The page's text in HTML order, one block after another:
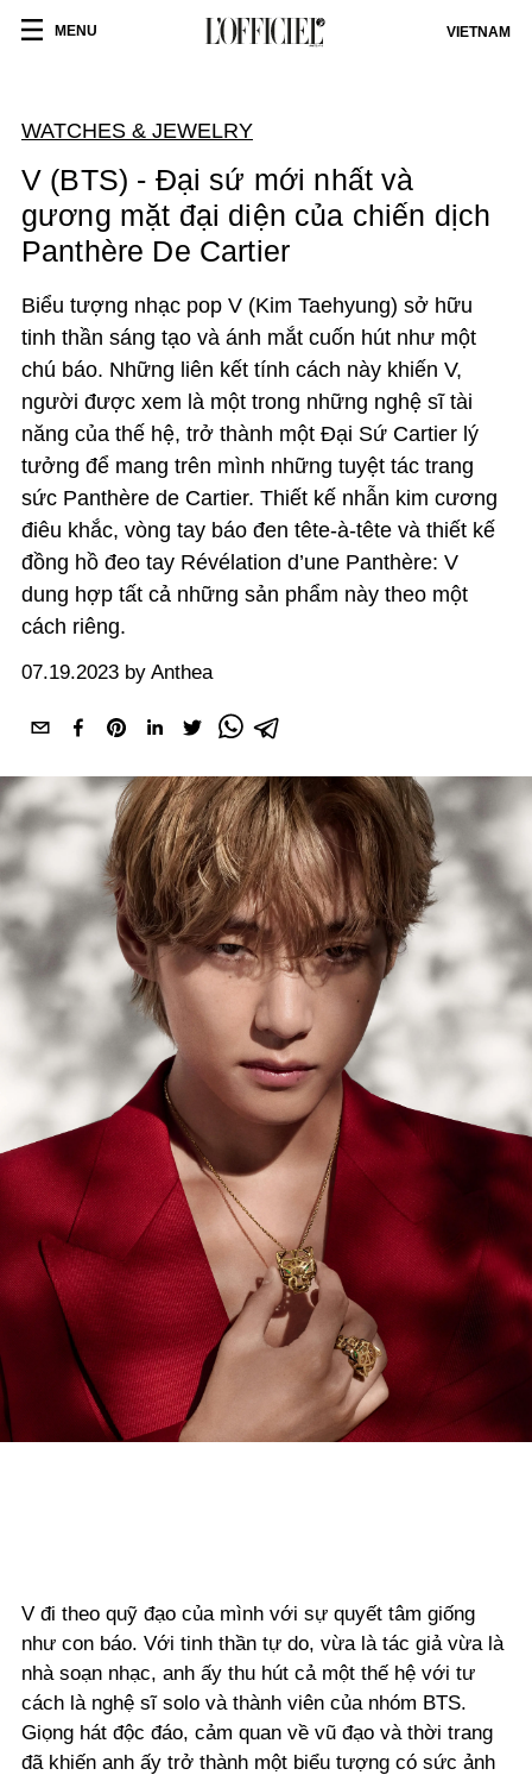
MENU VIETNAM
WATCHES & JEWELRY
V (BTS) - Đại sứ mới nhất và
gương mặt đại diện của chiến dịch
Panthère De Cartier
Biểu tượng nhạc pop V (Kim Taehyung) sở hữu
tinh thần sáng tạo và ánh mắt cuốn hút như một
chú báo. Những liên kết tính cách này khiến V,
người được xem là một trong những nghệ sĩ tài
năng của thế hệ, trở thành một Đại Sứ Cartier lý
tưởng để mang trên mình những tuyệt tác trang
sức Panthère de Cartier. Thiết kế nhẫn kim cương
điêu khắc, vòng tay báo đen tête-à-tête và thiết kế
đồng hồ đeo tay Révélation d’une Panthère: V
dung hợp tất cả những sản phẩm này theo một
cách riêng.
07.19.2023 by Anthea
V đi theo quỹ đạo của mình với sự quyết tâm giống
như con báo. Với tinh thần tự do, vừa là tác giả vừa là
nhà soạn nhạc, anh ấy thu hút cả một thế hệ với tư
cách là nghệ sĩ solo và thành viên của nhóm BTS.
Giọng hát độc đáo, cảm quan về vũ đạo và thời trang
đã khiến anh ấy trở thành một biểu tượng có sức ảnh